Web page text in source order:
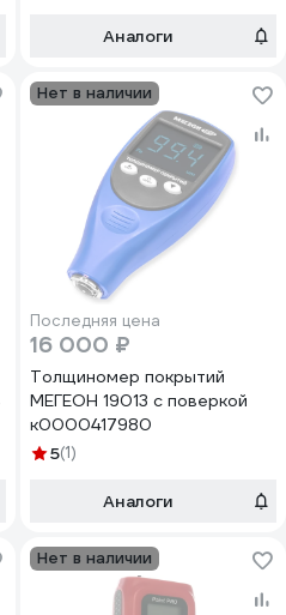
Аналоги
Нет в наличии
Последняя цена
16 000 ₽
Толщиномер покрытий
МЕГЕОН 19013 с поверкой
к0000417980
5(1)
Аналоги
Нет в наличии